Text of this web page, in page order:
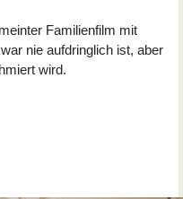
Familienfilm mit
nie aufdringlich ist, aber
wird.